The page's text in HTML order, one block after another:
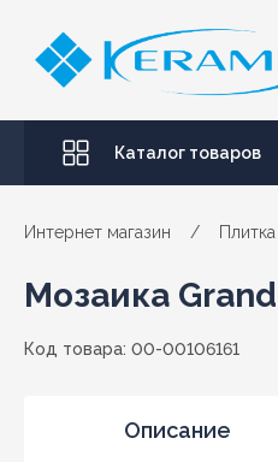
Каталог товаров
Интернет магазин / Плитка
Мозаика
Код товара: 00-00106161
Описание